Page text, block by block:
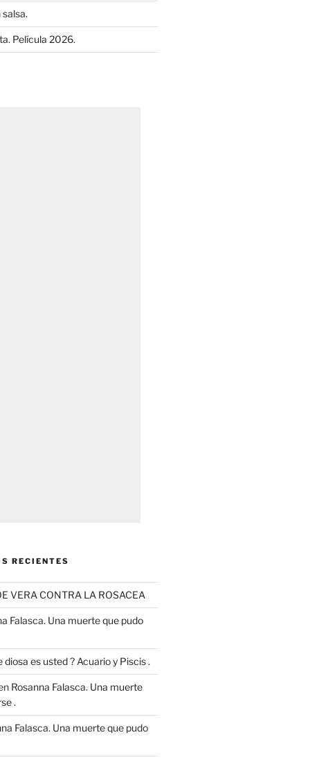
Película 2026.
RECIENTES
VERA CONTRA LA ROSACEA
Falasca. Una muerte que pudo
diosa es usted ? Acuario y Piscis .
Rosanna Falasca. Una muerte
.
Falasca. Una muerte que pudo